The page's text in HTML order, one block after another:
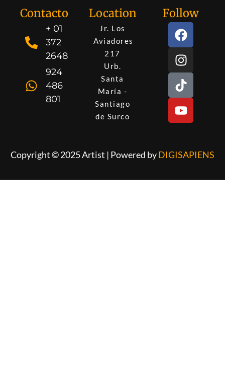
Contacto
+ 01
372
2648
924
486
801
Location
Jr. Los
Aviadores
217
Urb.
Santa
María -
Santiago
de Surco
Follow
Copyright © 2025 Artist | Powered byDIGISAPIENS